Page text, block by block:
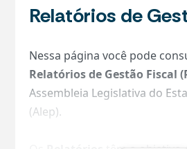
Relatórios de
Nessa página você pode
Relatórios de Gestão Fiscal
Assembleia Legislativa do
(Alep).